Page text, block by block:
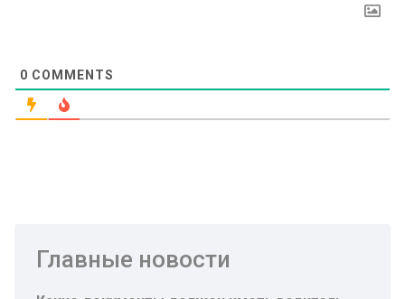
0 COMMENTS
Главные новости